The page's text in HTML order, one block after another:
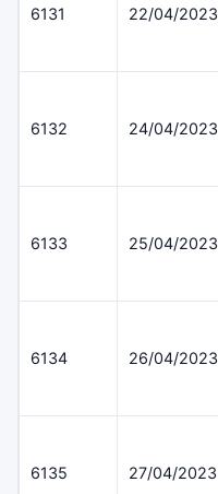
6131 22/04/2023
6132 24/04/2023
6133 25/04/2023
6134 26/04/2023
6135 27/04/2023